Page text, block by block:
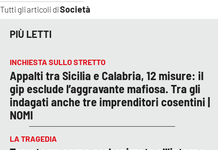
Tutti gli articoli diSocietà
PIÙ LETTI
INCHIESTA SULLO STRETTO
Appalti tra Sicilia e Calabria, 12 misure: il
gip esclude l’aggravante mafiosa. Tra gli
indagati anche tre imprenditori cosentini |
NOMI
LA TRAGEDIA